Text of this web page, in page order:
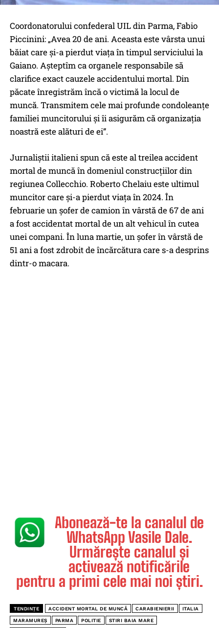
Coordonatorului confederal UIL din Parma, Fabio
Piccinini: „Avea 20 de ani. Aceasta este vârsta unui
băiat care și-a pierdut viața în timpul serviciului la
Gaiano. Așteptîm ca organele responsabile să
clarifice exact cauzele accidentului mortal. Din
păcate înregistrăm încă o victimă la locul de
muncă. Transmitem cele mai profunde condoleanțe
familiei muncitorului și îi asigurăm că organizația
noastră este alături de ei”.
Jurnaliștii italieni spun că este al treilea accident
mortal de muncă în domeniul construcțiilor din
regiunea Collecchio. Roberto Chelaiu este ultimul
muncitor care și-a pierdut viața în 2024. În
februarie un șofer de camion în vârstă de 67 de ani
a fost accidentat mortal de un alt vehicul în cutea
unei compani. În luna martie, un șofer în vârstă de
51 ani a fost zdrobit de încărcătura care s-a desprins
dintr-o macara.
Abonează-te la canalul de
WhatsApp Vasile Dale.
Urmărește canalul și
activează notificările
pentru a primi cele mai noi știri.
TENDINȚE ACCIDENT MORTAL DE MUNCĂ CARABIENIERII ITALIA
MARAMUREȘ PARMA POLITIE STIRI BAIA MARE